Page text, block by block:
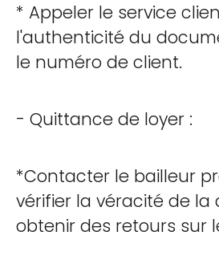
* Appeler le service
l'authenticité du
le numéro de client.
- Quittance de loyer :
*Contacter le bailleur
vérifier la véracité de
obtenir des retours sur